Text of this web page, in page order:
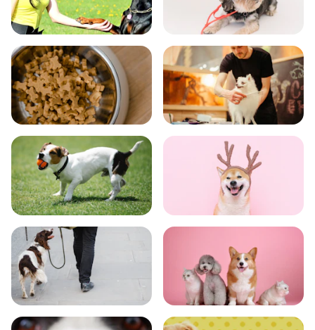
飼い方 健康
食事 お手入れ
トレーニング グッズ
おでかけ 図鑑